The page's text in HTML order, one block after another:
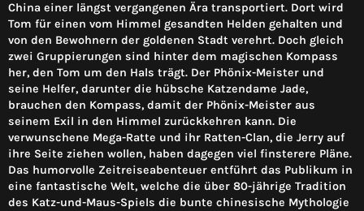
China einer längst vergangenen Ära transportiert. Dort wird
Tom für einen vom Himmel gesandten Helden gehalten und
von den Bewohnern der goldenen Stadt verehrt. Doch gleich
zwei Gruppierungen sind hinter dem magischen Kompass
her, den Tom um den Hals trägt. Der Phönix-Meister und
seine Helfer, darunter die hübsche Katzendame Jade,
brauchen den Kompass, damit der Phönix-Meister aus
seinem Exil in den Himmel zurückkehren kann. Die
verwunschene Mega-Ratte und ihr Ratten-Clan, die Jerry auf
ihre Seite ziehen wollen, haben dagegen viel finsterere Pläne.
Das humorvolle Zeitreiseabenteuer entführt das Publikum in
eine fantastische Welt, welche die über 80-jährige Tradition
des Katz-und-Maus-Spiels die bunte chinesische Mythologie